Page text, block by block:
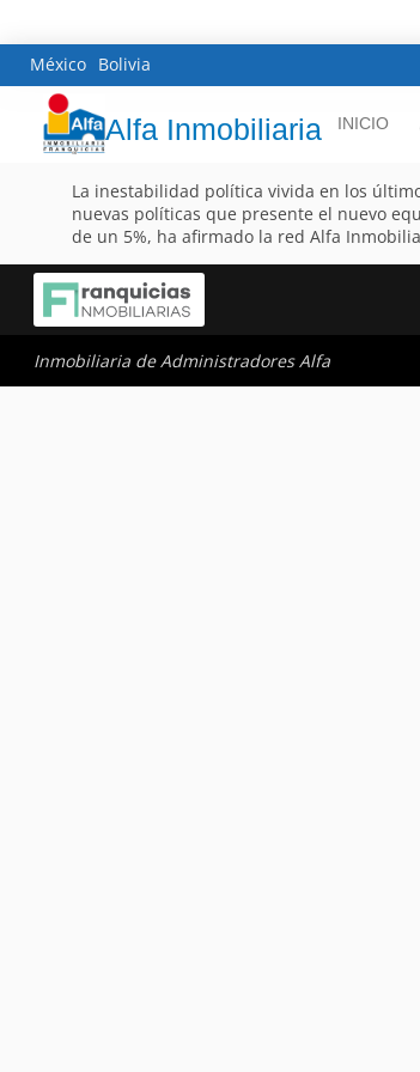
México Bolivia
Alfa Inmobiliaria INICIO
La inestabilidad política vivida en los
nuevas políticas que presente el nuevo
de un 5%, ha afirmado la red Alfa
Inmobiliaria de Administradores Alfa